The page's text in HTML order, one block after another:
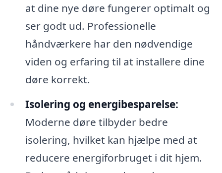
at dine nye døre fungerer optimalt og
ser godt ud. Professionelle
håndværkere har den nødvendige
viden og erfaring til at installere dine
døre korrekt.
Isolering og energibesparelse:
Moderne døre tilbyder bedre
isolering, hvilket kan hjælpe med at
reducere energiforbruget i dit hjem.